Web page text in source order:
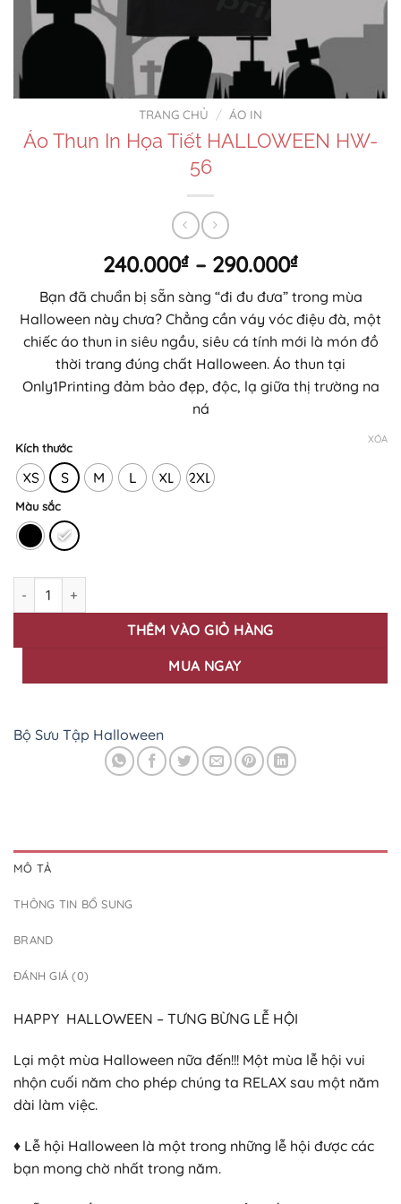
TRANG CHỦ / ÁO IN
Áo Thun In Họa Tiết HALLOWEEN HW-
56
240.000₫ – 290.000₫Khoảng
từ
240.000₫
đến
290.000₫
Bạn đã chuẩn bị sẵn sàng “đi đu đưa” trong mùa
Halloween này chưa? Chẳng cần váy vóc điệu đà, một
chiếc áo thun in siêu ngầu, siêu cá tính mới là món đồ
thời trang đúng chất Halloween. Áo thun tại
Only1Printing đảm bảo đẹp, độc, lạ giữa thị trường na
ná
Kích thước
XS S M L XL 2XL
Màu sắc
XÓA
Áo Thun In Họa Tiết HALLOWEEN HW-56 số lượng
THÊM VÀO GIỎ HÀNG
MUA NGAY
Bộ Sưu Tập Halloween
MÔ TẢ
THÔNG TIN BỔ SUNG
BRAND
ĐÁNH GIÁ (0)
HAPPY HALLOWEEN – TƯNG BỪNG LỄ HỘI
Lại một mùa Halloween nữa đến!!! Một mùa lễ hội vui
nhộn cuối năm cho phép chúng ta RELAX sau một năm
dài làm việc.
♦ Lễ hội Halloween là một trong những lễ hội được các
bạn mong chờ nhất trong năm.